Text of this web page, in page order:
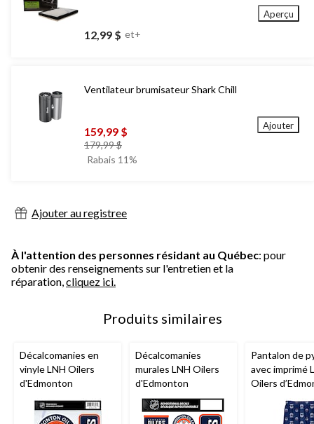
12,99 $ et+
Aperçu
Ventilateur brumisateur Shark Chill
159,99 $
179,99 $prix
était
Rabais 11%
Ajouter
Ajouter au registree
À l'attention des personnes résidant au Québec: pour
obtenir des renseignements sur l'entretien et la
réparation,cliquez ici.
Produits similaires
Décalcomanies en
vinyle LNH Oilers
d'Edmonton
Décalcomanies
murales LNH Oilers
d'Edmonton
Pantalon de
avec imprimé
Oilers